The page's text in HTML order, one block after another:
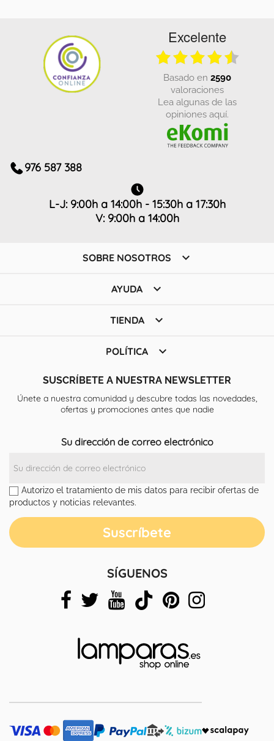
Excelente
basado en 2590
valoraciones
Lea algunas de las
opiniones aquí.
976 587 388
L-J: 9:00h a 14:00h - 15:30h a 17:30h
V: 9:00h a 14:00h
SOBRE NOSOTROS 
AYUDA 
TIENDA 
POLÍTICA 
SUSCRÍBETE A NUESTRA NEWSLETTER
Únete a nuestra comunidad y descubre todas las novedades,
ofertas y promociones antes que nadie
Su dirección de correo electrónico
Autorizo el tratamiento de mis datos para recibir ofertas de
productos y noticias relevantes.
SÍGUENOS